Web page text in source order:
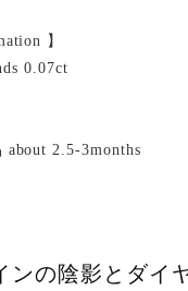
】
0.07ct
2.5-3months
ンの陰影とダイ